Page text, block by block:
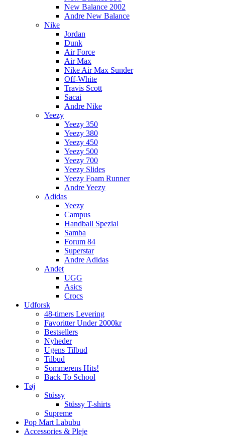
New Balance 2002
Andre New Balance
Nike
Jordan
Dunk
Air Force
Air Max
Nike Air Max Sunder
Off-White
Travis Scott
Sacai
Andre Nike
Yeezy
Yeezy 350
Yeezy 380
Yeezy 450
Yeezy 500
Yeezy 700
Yeezy Slides
Yeezy Foam Runner
Andre Yeezy
Adidas
Yeezy
Campus
Handball Spezial
Samba
Forum 84
Superstar
Andre Adidas
Andet
UGG
Asics
Crocs
Udforsk
48-timers Levering
Favoritter Under 2000kr
Bestsellers
Nyheder
Ugens Tilbud
Tilbud
Sommerens Hits!
Back To School
Tøj
Stüssy
Stüssy T-shirts
Supreme
Pop Mart Labubu
Accessories & Pleje